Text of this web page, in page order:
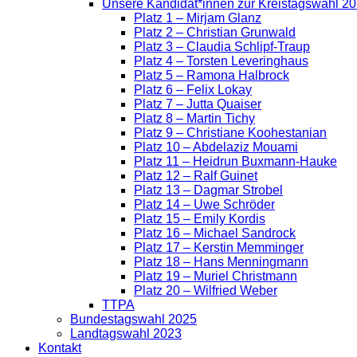
Unsere Kandidat*innen zur Kreistagswahl
Platz 1 – Mirjam Glanz
Platz 2 – Christian Grunwald
Platz 3 – Claudia Schlipf-Traup
Platz 4 – Torsten Leveringhaus
Platz 5 – Ramona Halbrock
Platz 6 – Felix Lokay
Platz 7 – Jutta Quaiser
Platz 8 – Martin Tichy
Platz 9 – Christiane Koohestanian
Platz 10 – Abdelaziz Mouami
Platz 11 – Heidrun Buxmann-Hauke
Platz 12 – Ralf Guinet
Platz 13 – Dagmar Strobel
Platz 14 – Uwe Schröder
Platz 15 – Emily Kordis
Platz 16 – Michael Sandrock
Platz 17 – Kerstin Memminger
Platz 18 – Hans Menningmann
Platz 19 – Muriel Christmann
Platz 20 – Wilfried Weber
TTPA
Bundestagswahl 2025
Landtagswahl 2023
Kontakt